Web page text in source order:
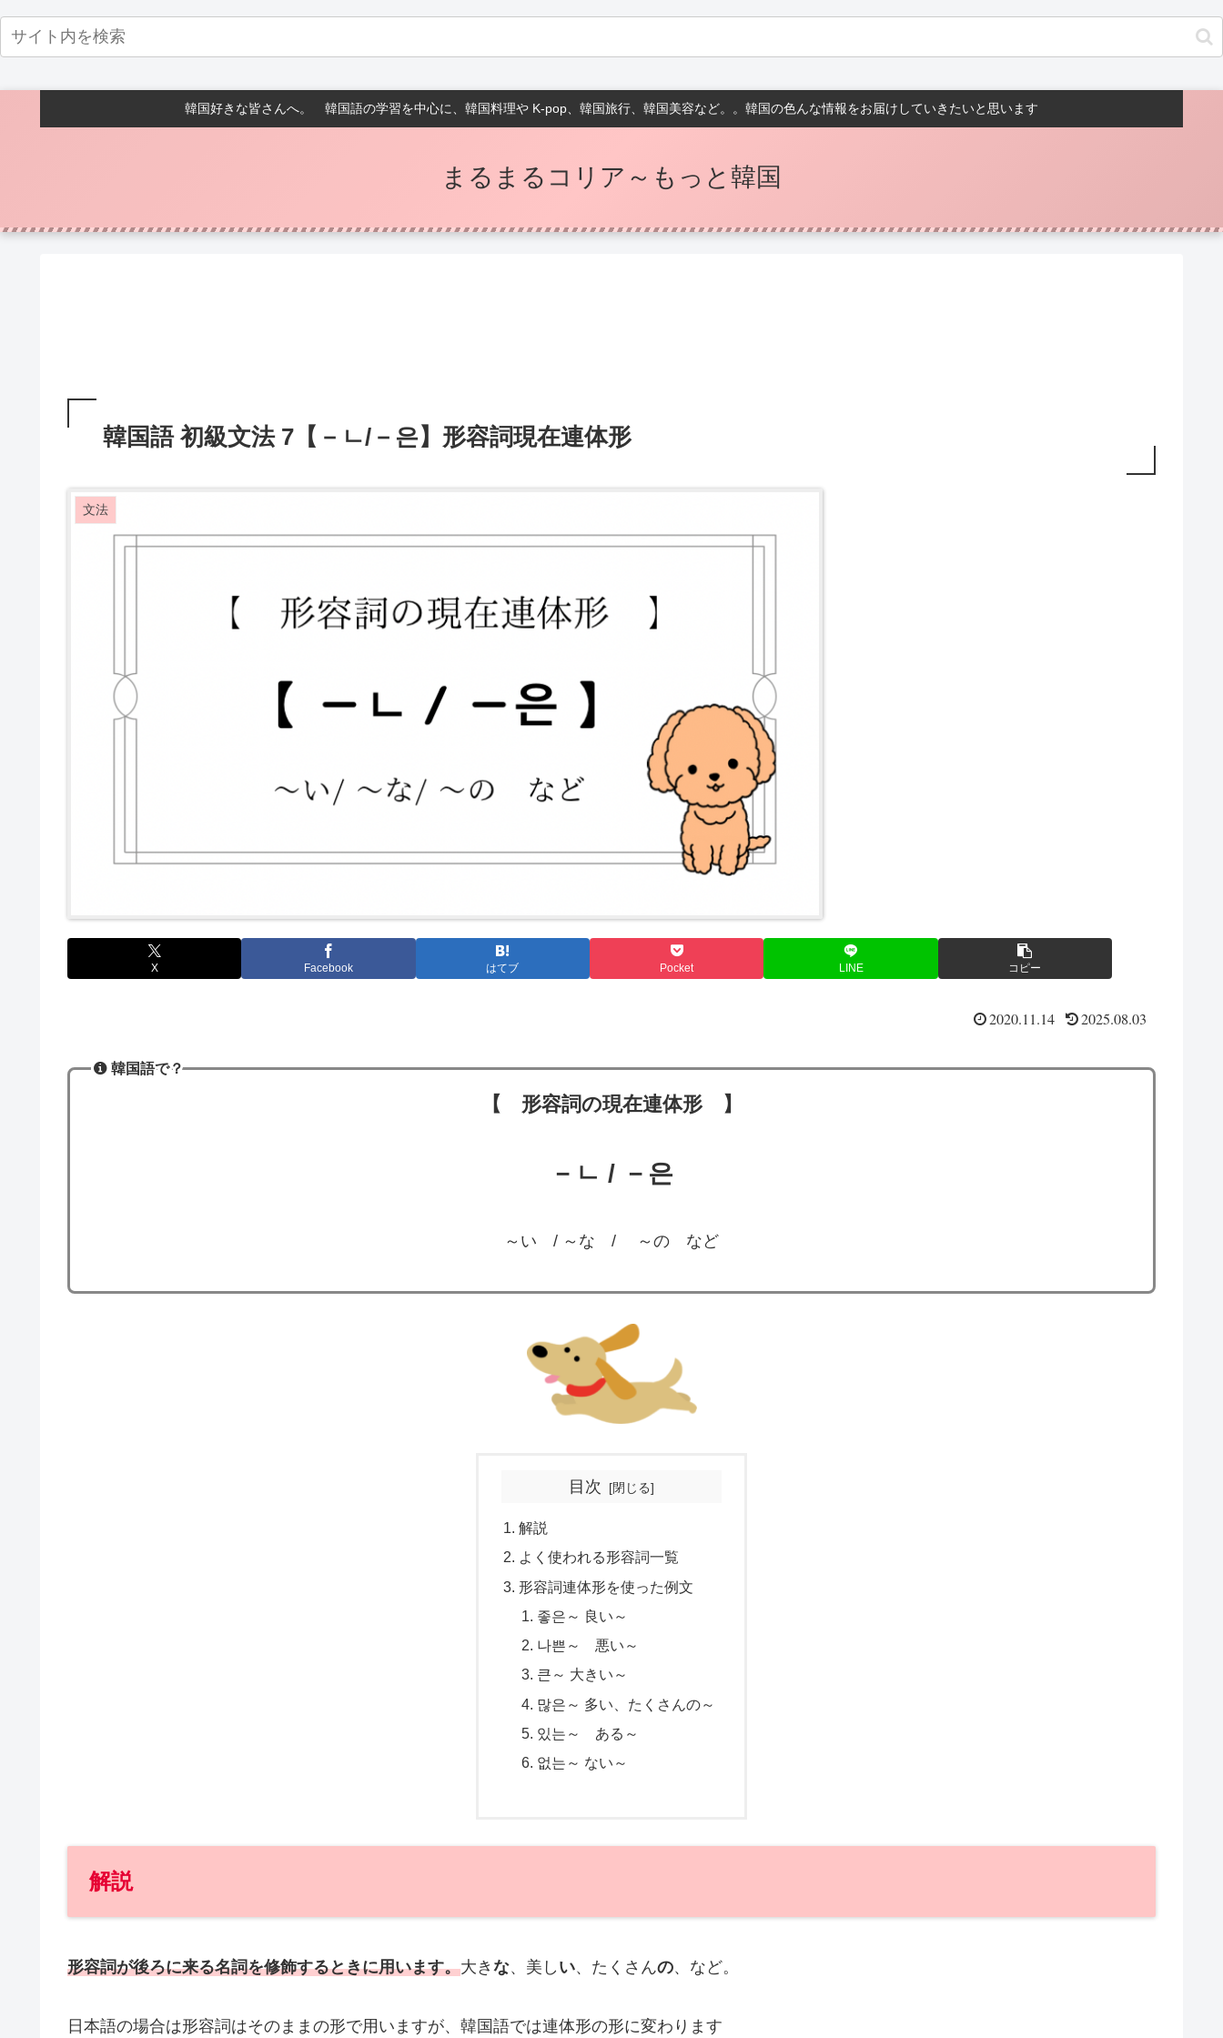
韓国好きな皆さんへ。 韓国語の学習を中心に、韓国料理や K-pop、韓国旅行、韓国美容など。。韓国の色んな情報をお届けしていきたいと思います
まるまるコリア～もっと韓国
韓国語 初級文法 7【－ㄴ/－은】形容詞現在連体形
文法
X Facebook はてブ Pocket LINE コピー
2020.11.14 2025.08.03
韓国語で？
【 形容詞の現在連体形 】
－ ㄴ / － 은
～い / ～な / ～の など
目次
解説
よく使われる形容詞一覧
形容詞連体形を使った例文
좋은～ 良い～
나쁜～ 悪い～
큰～ 大きい～
많은～ 多い、たくさんの～
있는～ ある～
없는～ ない～
解説
形容詞が後ろに来る名詞を修飾するときに用います。大き な、美し い、たくさんの、など。
日本語の場合は形容詞はそのままの形で用いますが、韓国語では連体形の形に変わります